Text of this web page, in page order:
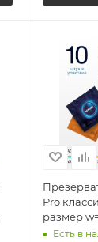
Pro
размер
Есть в